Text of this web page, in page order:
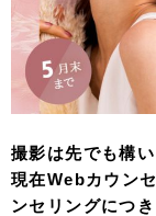
撮影は先でも構
現在Webカウン
ンセリングにつ